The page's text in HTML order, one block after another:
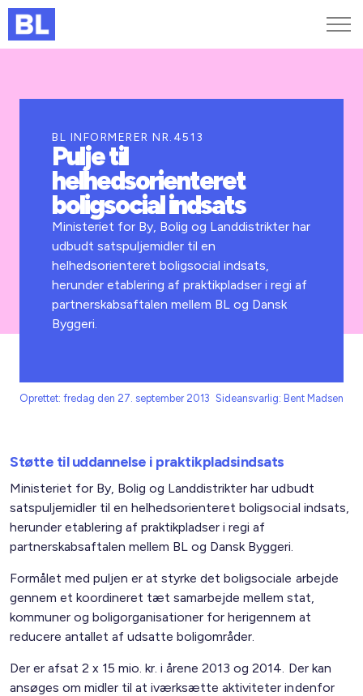
Kurser og arrangementer
Jobportalen
BL INFORMERER NR.4513
Pulje til
helhedsorienteret
boligsocial indsats
Ministeriet for By, Bolig og Landdistrikter har
udbudt satspuljemidler til en
helhedsorienteret boligsocial indsats,
herunder etablering af praktikpladser i regi af
partnerskabsaftalen mellem BL og Dansk
Byggeri.
Oprettet: fredag den 27. september 2013 Sideansvarlig: Bent Madsen
Støtte til uddannelse i praktikpladsindsats
Ministeriet for By, Bolig og Landdistrikter har udbudt
satspuljemidler til en helhedsorienteret boligsocial indsats,
herunder etablering af praktikpladser i regi af
partnerskabsaftalen mellem BL og Dansk Byggeri.
Formålet med puljen er at styrke det boligsociale arbejde
gennem et koordineret tæt samarbejde mellem stat,
kommuner og boligorganisationer for herigennem at
reducere antallet af udsatte boligområder.
Der er afsat 2 x 15 mio. kr. i årene 2013 og 2014. Der kan
ansøges om midler til at iværksætte aktiviteter indenfor